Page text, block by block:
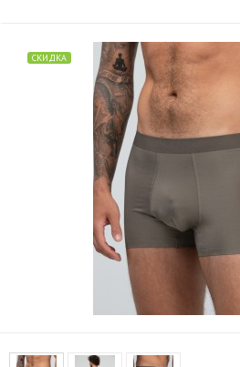
СКИДКА